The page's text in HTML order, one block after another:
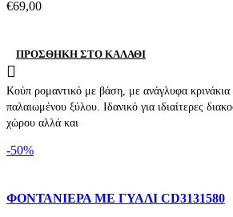
€69,00
ΠΡΟΣΘΉΚΗ ΣΤΟ ΚΑΛΆΘΙ
Κούπ ρομαντικό με βάση, με ανάγλυφα
παλαιωμένου ξύλου. Ιδανικό για ιδιαίτερες
χώρου αλλά και
-50%
Quick view
ΦΟΝΤΑΝΙΕΡΑ ΜΕ ΓΥΑΛΙ CD3131580